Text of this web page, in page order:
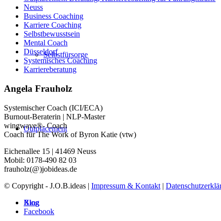
Selbstfürsorge
Outplacement
Blog
Neuss
Business Coaching
Karriere Coaching
Selbstbewusstsein
Mental Coach
Düsseldorf
Systemisches Coaching
Karriereberatung
Angela Frauholz
Systemischer Coach (ICI/ECA)
Burnout-Beraterin | NLP-Master
wingwave®- Coach
Coach für The Work of Byron Katie (vtw)
Eichenallee 15 | 41469 Neuss
Mobil: 0178-490 82 03
frauholz(@)jobideas.de
© Copyright - J.O.B.ideas | Impressum & Kontakt |
Xing
Facebook